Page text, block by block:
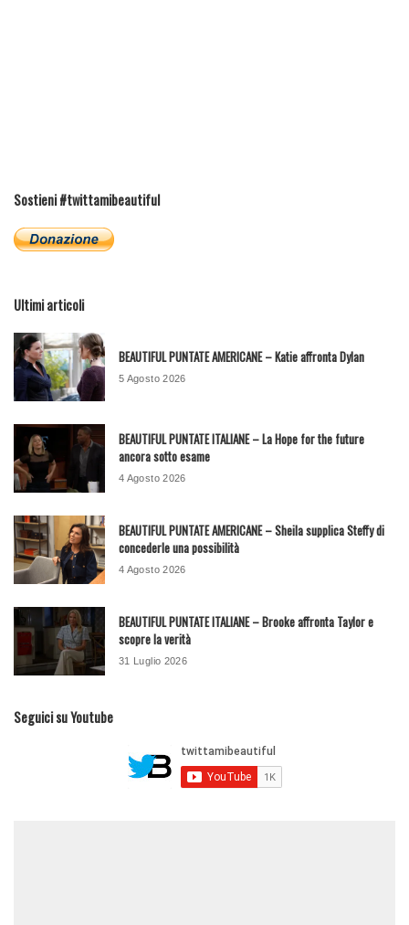
Sostieni #twittamibeautiful
Ultimi articoli
BEAUTIFUL PUNTATE AMERICANE – Katie affronta Dylan
5 Agosto 2026
BEAUTIFUL PUNTATE ITALIANE – La Hope for the future
ancora sotto esame
4 Agosto 2026
BEAUTIFUL PUNTATE AMERICANE – Sheila supplica Steffy di
concederle una possibilità
4 Agosto 2026
BEAUTIFUL PUNTATE ITALIANE – Brooke affronta Taylor e
scopre la verità
31 Luglio 2026
Seguici su Youtube